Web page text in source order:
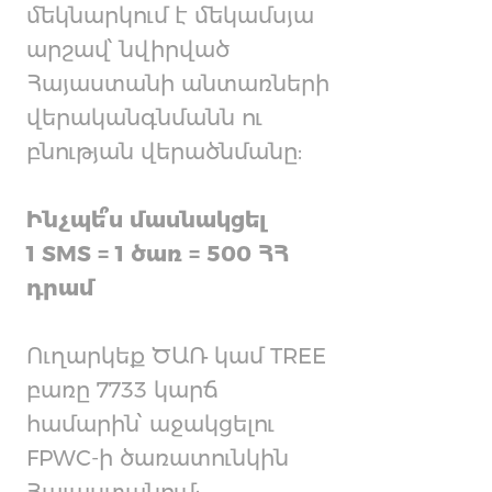
մեկնարկում է մեկամսյա
արշավ՝ նվիրված
Հայաստանի անտառների
վերականգնմանն ու
բնության վերածնմանը:
Ինչպե՞ս մասնակցել
1 SMS = 1 ծառ = 500 ՀՀ
դրամ
Ուղարկեք ԾԱՌ կամ TREE
բառը 7733 կարճ
համարին՝ աջակցելու
FPWC-ի ծառատունկին